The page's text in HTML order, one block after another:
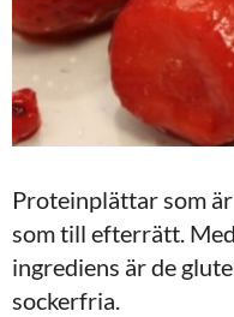
Proteinplättar som
som till efterrätt.
ingrediens är de
sockerfria.